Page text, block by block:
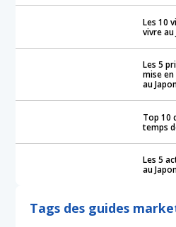
Les 10
vivre au
Les 5
mise
au
Top 10
temps
Les 5
au
Tags des guides